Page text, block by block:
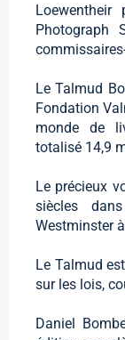
Photograph
Le Talmud
Fondation
monde de
totalisé 14,9
Le précieux
siècles
Westminster
Le Talmud
sur les lois,
Daniel